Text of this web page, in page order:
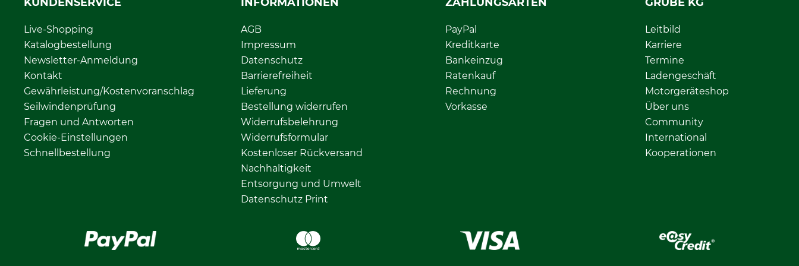
Live-Shopping
Katalogbestellung
Newsletter-Anmeldung
Kontakt
Gewährleistung/Kostenvoranschlag
Seilwindenprüfung
Fragen und Antworten
Cookie-Einstellungen
Schnellbestellung
AGB
Impressum
Datenschutz
Barrierefreiheit
Lieferung
Bestellung widerrufen
Widerrufsbelehrung
Widerrufsformular
Kostenloser Rückversand
Nachhaltigkeit
Entsorgung und Umwelt
Datenschutz Print
PayPal
Kreditkarte
Bankeinzug
Ratenkauf
Rechnung
Vorkasse
Leitbild
Karriere
Termine
Ladengeschäft
Motorgeräteshop
Über uns
Community
International
Kooperationen